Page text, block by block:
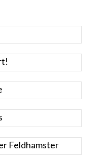
Feldhamster